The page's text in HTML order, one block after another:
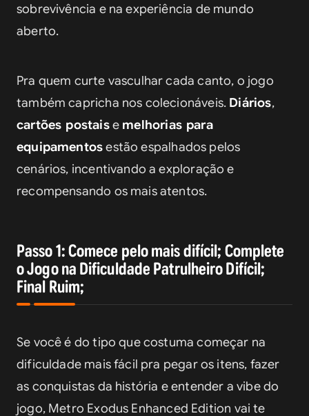
sobrevivência e na experiência de mundo
aberto.
Pra quem curte vasculhar cada canto, o jogo
também capricha nos colecionáveis. Diários ,
cartões postais e melhorias para
equipamentos estão espalhados pelos
cenários, incentivando a exploração e
recompensando os mais atentos.
Passo 1: Comece pelo mais difícil; Complete
o Jogo na Dificuldade Patrulheiro Difícil;
Final Ruim;
Se você é do tipo que costuma começar na
dificuldade mais fácil pra pegar os itens, fazer
as conquistas da história e entender a vibe do
jogo, Metro Exodus Enhanced Edition vai te